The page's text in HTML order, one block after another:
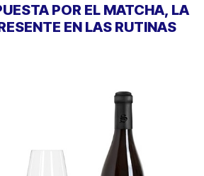
POR EL MATCHA, LA
EN LAS RUTINAS